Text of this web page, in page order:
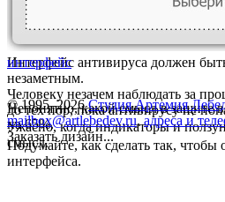
Интерфейс антивируса должен
незаметным.
Человеку незачем наблюдать за
до тех пор, пока антивирусу не
Непонятно, какой смысл в защите
на 65%.
Ужасно, когда индикаторы и
смысл.
Подумайте, как сделать так,
интерфейса.
интерфейс
© 1995–2026 Студия Артемия
mailbox@artlebedev.ru, адреса и
Заказать дизайн...